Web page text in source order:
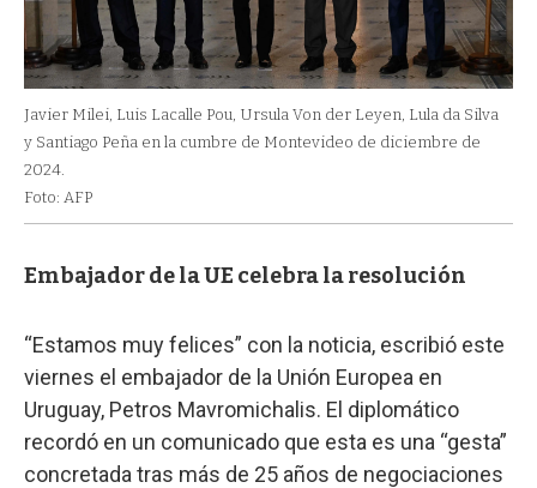
Javier Milei, Luis Lacalle Pou, Ursula Von der Leyen, Lula da Silva
y Santiago Peña en la cumbre de Montevideo de diciembre de
2024.
Foto: AFP
Embajador de la UE celebra la resolución
“Estamos muy felices” con la noticia, escribió este
viernes el embajador de la Unión Europea en
Uruguay, Petros Mavromichalis. El diplomático
recordó en un comunicado que esta es una “gesta”
concretada tras más de 25 años de negociaciones